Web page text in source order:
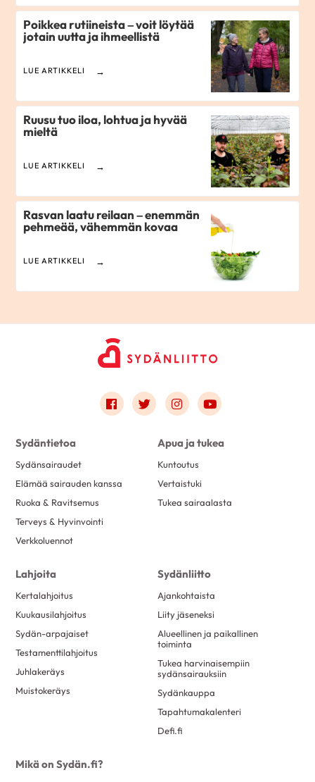
Poikkea rutiineista – voit löytää
jotain uutta ja ihmeellistä
LUE ARTIKKELI
Ruusu tuo iloa, lohtua ja hyvää
mieltä
LUE ARTIKKELI
Rasvan laatu reilaan – enemmän
pehmeää, vähemmän kovaa
LUE ARTIKKELI
Link to facebook
Link to twitter
Link to instagram
Link to youtube
Sydäntietoa
Sydänsairaudet
Elämää sairauden kanssa
Ruoka & Ravitsemus
Terveys & Hyvinvointi
Verkkoluennot
Apua ja tukea
Kuntoutus
Vertaistuki
Tukea sairaalasta
Lahjoita
Kertalahjoitus
Kuukausilahjoitus
Sydän-arpajaiset
Testamenttilahjoitus
Juhlakeräys
Muistokeräys
Sydänliitto
Ajankohtaista
Liity jäseneksi
Alueellinen ja paikallinen
toiminta
Tukea harvinaisempiin
sydänsairauksiin
Sydänkauppa
Tapahtumakalenteri
Defi.fi
Mikä on Sydän.fi?